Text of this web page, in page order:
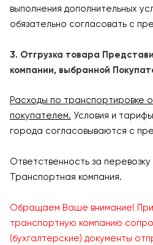
выполнения дополнительных
обязательно согласовать с
3. Отгрузка товара
компании, выбранной
Расходы по транспортировке
покупателем. Условия и
города согласовываются с
Ответственность за
Транспортная компания.
Обращаем Ваше внимание!
транспортную компанию
(бухгалтерские) документы